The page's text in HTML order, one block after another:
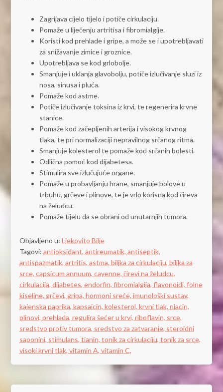
Zagrijava cijelo tijelo i potiče cirkulaciju.
Pomaže u liječenju artritisa i fibromialgije.
Koristi kod prehlade i gripe, a može se i upotrebljavati
za snižavanje zimice i groznice.
Upotrebljava se kod grlobolje.
Smanjuje i uklanja glavobolju, potiče izlučivanje sluzi iz
nosa, sinusa i pluća.
Pomaže kod astme.
Potiče izlučivanje toksina iz krvi, te regenerira krvne
stanice.
Pomaže kod začepljenih arterija i visokog krvnog
tlaka, te pri normalizaciji nepravilnog srčanog ritma.
Smanjuje kolesterol te pomaže kod srčanih bolesti.
Odlična pomoć kod dijabetesa.
Stimulira sve izlučujuće organe.
Pomaže u probavljanju hrane, smanjuje bolove u
trbuhu, grčeve i plinove, te je vrlo korisna kod čireva
na želudcu.
Pomaže tijelu da se obrani od unutarnjih tumora.
Objavljeno u: Ljekovito Bilje
Tagovi: antioksidant, antireumatik, antiseptik,
antispazmatik, artritis, astma, biljka za cirkulaciju, biljka za
srce, capsicum annuum, cayenne, čirevi na želudcu,
cirkulacija, dijabetes, endorfin, fibromialgija, flavonoidi, folne
kiseline, grčevi, gripa, hormoni sreće, imunološki sustav,
kajenska paprika, kapsaicin, kolesterol, krvni tlak, niacin,
plinovi, prehlada, regulira šećer u krvi, riboflavin, srce,
sredstvo protiv tumora, sredstvo za zatvaranje, steroidni
saponini, stimulans, tianin, tonik za cirkulaciju, tonik za srce,
visoki krvni tlak, vitamin A, vitamin C,